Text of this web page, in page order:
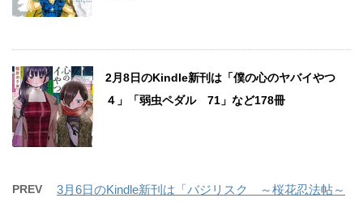
2月8日のKindle新刊は「僕の心のヤバイやつ
４」「弱虫ペダル 71」など178冊
PREV
3月6日のKindle新刊は「バジリスク ～桜花忍法帖～